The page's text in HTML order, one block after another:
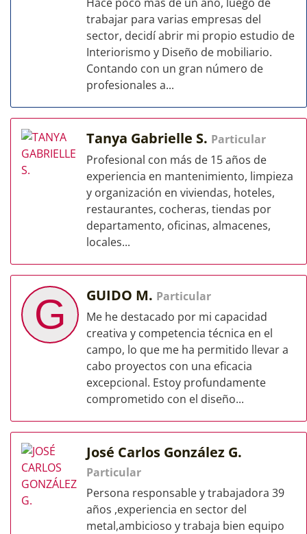
trabajar para varias empresas del
sector, decidí abrir mi propio estudio de
Interiorismo y Diseño de mobiliario.
Contando con un gran número de
profesionales a...
Tanya Gabrielle S. Particular
Profesional con más de 15 años de
experiencia en mantenimiento, limpieza
y organización en viviendas, hoteles,
restaurantes, cocheras, tiendas por
departamento, oficinas, almacenes,
locales...
G GUIDO M. Particular
Me he destacado por mi capacidad
creativa y competencia técnica en el
campo, lo que me ha permitido llevar a
cabo proyectos con una eficacia
excepcional. Estoy profundamente
comprometido con el diseño...
José Carlos González G.
Particular
Persona responsable y trabajadora 39
años ,experiencia en sector del
metal,ambicioso y trabaja bien equipo